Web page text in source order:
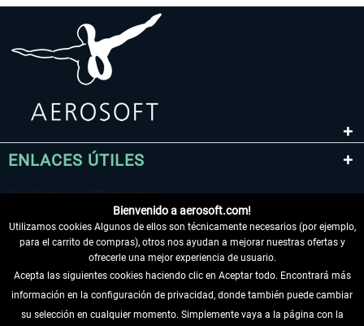
ENLACES ÚTILES
DESISTIR DEL CONTRATO
Bienvenido a aerosoft.com!
Utilizamos cookies Algunos de ellos son técnicamente necesarios (por ejemplo,
para el carrito de compras), otros nos ayudan a mejorar nuestras ofertas y
ofrecerle una mejor experiencia de usuario.
Acepta las siguientes cookies haciendo clic en Aceptar todo. Encontrará más
información en la configuración de privacidad, donde también puede cambiar
su selección en cualquier momento. Simplemente vaya a la página con la